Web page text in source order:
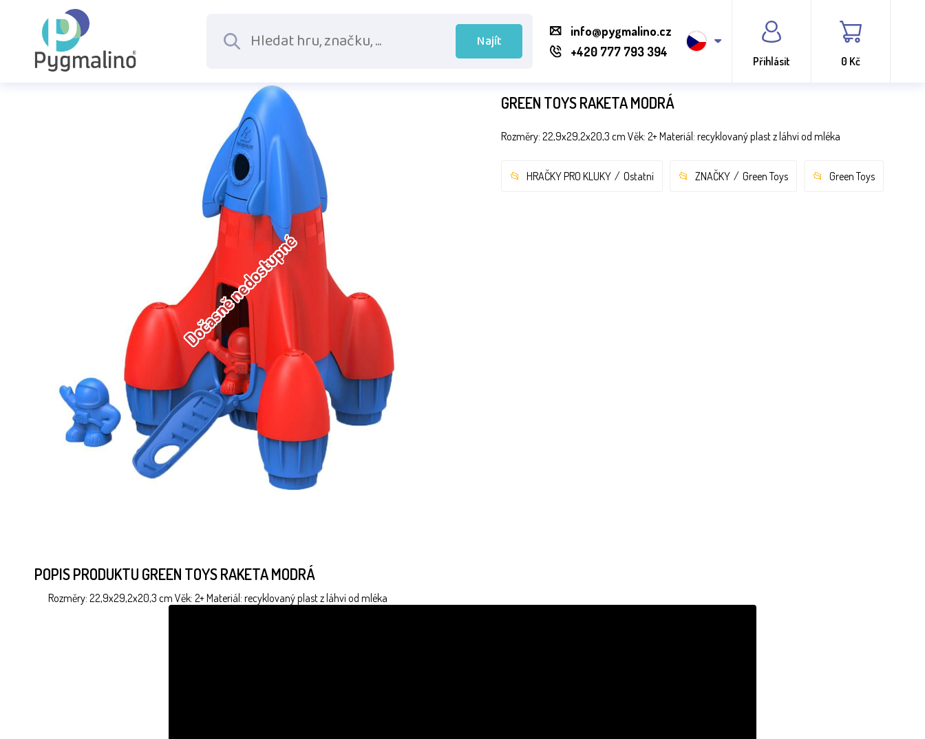
Najít
info@pygmalino.cz
+420 777 793 394
Přihlásit 0 Kč
Dočasně nedostupné
GREEN TOYS RAKETA MODRÁ
Rozměry: 22,9x29,2x20,3 cm Věk: 2+ Materiál: recyklovaný plast z láhví od mléka
HRAČKY PRO KLUKY Ostatní ZNAČKY Green Toys Green Toys
POPIS PRODUKTU GREEN TOYS RAKETA MODRÁ
Rozměry: 22,9x29,2x20,3 cm Věk: 2+ Materiál: recyklovaný plast z láhví od mléka